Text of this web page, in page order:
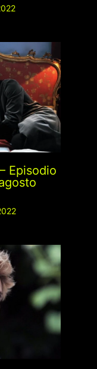
Episodio